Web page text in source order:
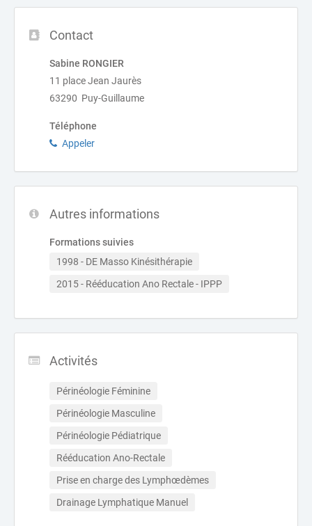
Contact
Sabine RONGIER
11 place Jean Jaurès
63290 Puy-Guillaume
Téléphone
Appeler
Autres informations
Formations suivies
1998 - DE Masso Kinésithérapie
2015 - Rééducation Ano Rectale - IPPP
Activités
Périnéologie Féminine
Périnéologie Masculine
Périnéologie Pédiatrique
Rééducation Ano-Rectale
Prise en charge des Lymphœdèmes
Drainage Lymphatique Manuel